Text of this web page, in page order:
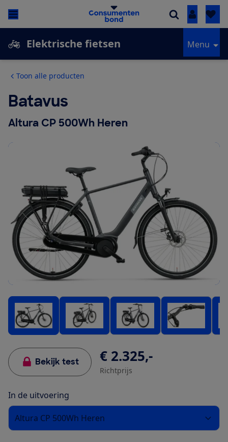
Inloggen
Elektrische fietsen Menu
Toon alle producten
Batavus
Altura CP 500Wh Heren
Bekijk test € 2.325,-
Richtprijs
In de uitvoering
Altura CP 500Wh Heren